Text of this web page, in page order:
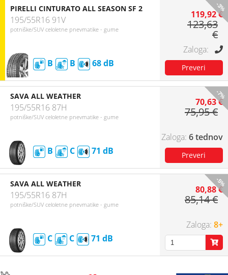
-3%
PIRELLI CINTURATO ALL SEASON SF 2
195/55R16 91V
potniške/SUV celoletne pnevmatike - gume
B B 68
119,92 €
123,63
€
-7%
SAVA ALL WEATHER
195/55R16 87H
potniške/SUV celoletne pnevmatike - gume
B C 71
70,63 €
75,95 €
6 tednov
-5%
SAVA ALL WEATHER
195/55R16 87H
potniške/SUV celoletne pnevmatike - gume
C C 71
80,88 €
85,14 €
8+